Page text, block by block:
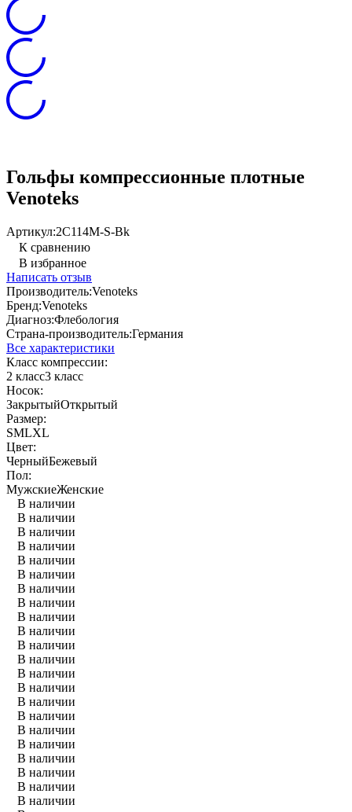
Гольфы компрессионные плотные
Venoteks
Артикул:2C114M-S-Bk
К сравнению
В избранное
Написать отзыв
Производитель:Venoteks
Бренд:Venoteks
Диагноз:Флебология
Страна-производитель:Германия
Все характеристики
Класс компрессии:
2 класс3 класс
Носок:
ЗакрытыйОткрытый
Размер:
SMLXL
Цвет:
ЧерныйБежевый
Пол:
МужскиеЖенские
В наличии
В наличии
В наличии
В наличии
В наличии
В наличии
В наличии
В наличии
В наличии
В наличии
В наличии
В наличии
В наличии
В наличии
В наличии
В наличии
В наличии
В наличии
В наличии
В наличии
В наличии
В наличии